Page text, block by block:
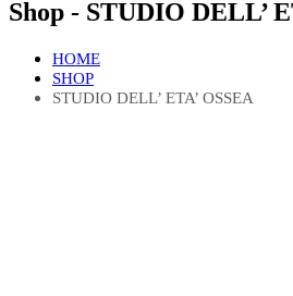
Shop - STUDIO DELL’
HOME
SHOP
STUDIO DELL’ ETA’ OSSEA